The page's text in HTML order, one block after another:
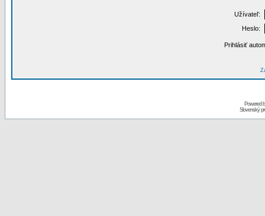
Užívateľ:
Heslo:
Prihlásiť
Powered
Slovenský